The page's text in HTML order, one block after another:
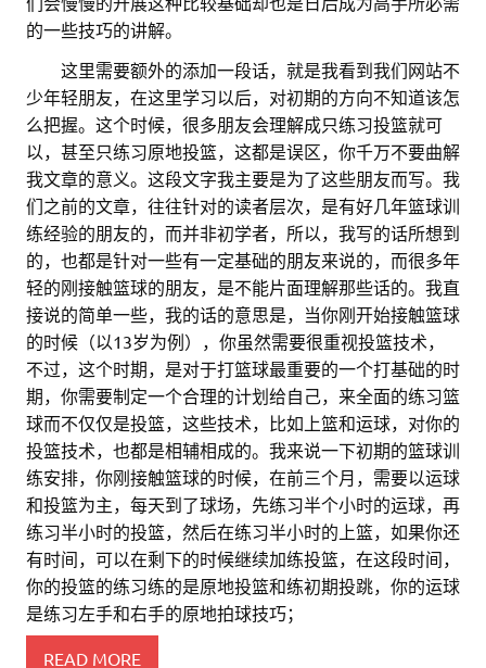
的一些技巧的讲解。
这里需要额外的添加一段话，就是我看到我们网站不
少年轻朋友，在这里学习以后，对初期的方向不知道该怎
么把握。这个时候，很多朋友会理解成只练习投篮就可
以，甚至只练习原地投篮，这都是误区，你千万不要曲解
我文章的意义。这段文字我主要是为了这些朋友而写。我
们之前的文章，往往针对的读者层次，是有好几年篮球训
练经验的朋友的，而并非初学者，所以，我写的话所想到
的，也都是针对一些有一定基础的朋友来说的，而很多年
轻的刚接触篮球的朋友，是不能片面理解那些话的。我直
接说的简单一些，我的话的意思是，当你刚开始接触篮球
的时候（以13岁为例），你虽然需要很重视投篮技术，
不过，这个时期，是对于打篮球最重要的一个打基础的时
期，你需要制定一个合理的计划给自己，来全面的练习篮
球而不仅仅是投篮，这些技术，比如上篮和运球，对你的
投篮技术，也都是相辅相成的。我来说一下初期的篮球训
练安排，你刚接触篮球的时候，在前三个月，需要以运球
和投篮为主，每天到了球场，先练习半个小时的运球，再
练习半小时的投篮，然后在练习半小时的上篮，如果你还
有时间，可以在剩下的时候继续加练投篮，在这段时间，
你的投篮的练习练的是原地投篮和练初期投跳，你的运球
是练习左手和右手的原地拍球技巧；
READ MORE